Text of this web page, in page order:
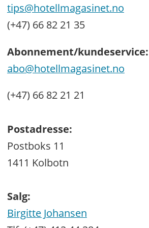
tips@hotellmagasinet.no
(+47) 66 82 21 35
Abonnement/kundeservice:
abo@hotellmagasinet.no
(+47) 66 82 21 21
Postadresse:
Postboks 11
1411 Kolbotn
Salg:
Birgitte Johansen